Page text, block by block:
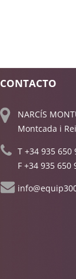
CONTACTO
NARCÍS
Montcada i
T+34 935 650
F +34 935 650